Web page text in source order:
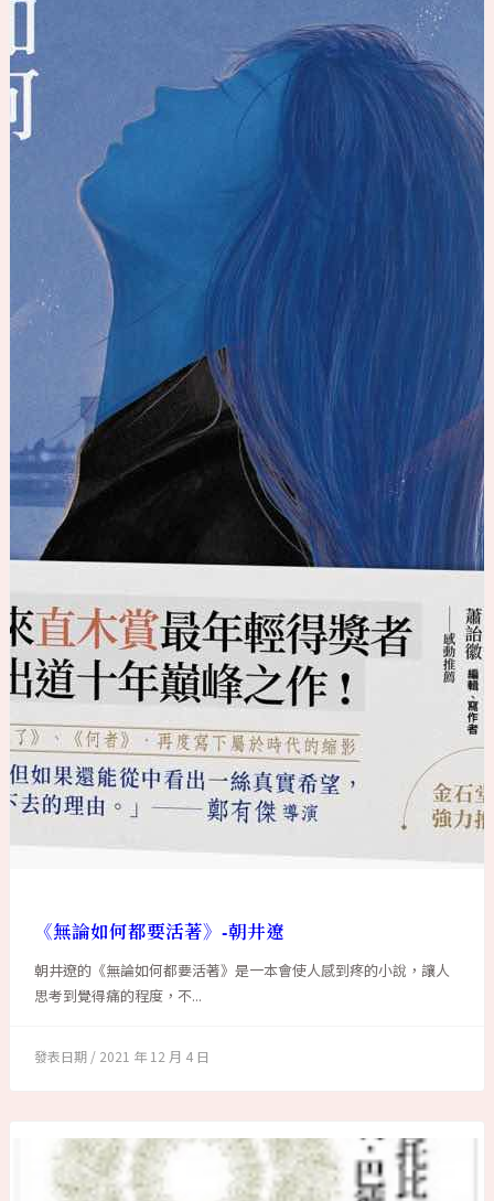
《無論如何都要活著》-朝井遼
朝井遼的《無論如何都要活著》是一本會使人感到疼的小說，讓人
思考到覺得痛的程度，不...
2021 年 12 月 4 日